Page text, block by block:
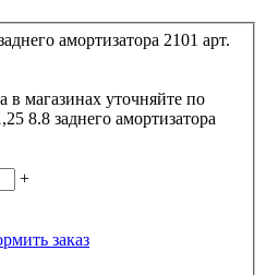
в магазинах уточняйте по
8.8 заднего амортизатора
+
заказ